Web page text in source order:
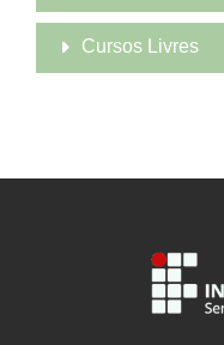
Cursos Livres